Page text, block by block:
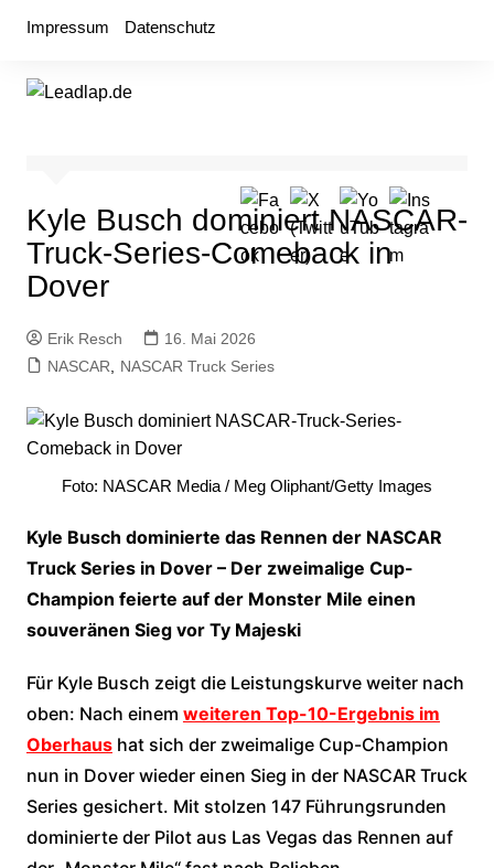
Impressum Datenschutz
Kyle Busch dominiert NASCAR-
Truck-Series-Comeback in
Dover
Erik Resch
16. Mai 2026
NASCAR, NASCAR Truck Series
Foto: NASCAR Media / Meg Oliphant/Getty Images
Kyle Busch dominierte das Rennen der NASCAR
Truck Series in Dover – Der zweimalige Cup-
Champion feierte auf der Monster Mile einen
souveränen Sieg vor Ty Majeski
Für Kyle Busch zeigt die Leistungskurve weiter nach
oben: Nach einem weiteren Top-10-Ergebnis im
Oberhaushat sich der zweimalige Cup-Champion
nun in Dover wieder einen Sieg in der NASCAR Truck
Series gesichert. Mit stolzen 147 Führungsrunden
dominierte der Pilot aus Las Vegas das Rennen auf